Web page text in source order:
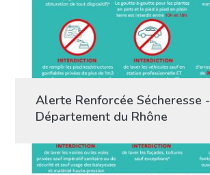
Alerte Renforcée Sécheresse -
Département du Rhône